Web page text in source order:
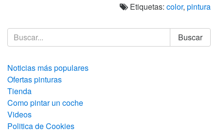
Etiquetas: color, pintura
Buscar
Noticias más populares
Ofertas pinturas
Tienda
Como pintar un coche
Videos
Politica de Cookies